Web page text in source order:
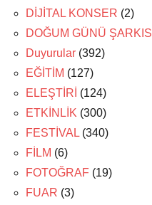
DİJİTAL KONSER (2)
DOĞUM GÜNÜ ŞARKISI
Duyurular (392)
EĞİTİM (127)
ELEŞTİRİ (124)
ETKİNLİK (300)
FESTİVAL (340)
FİLM (6)
FOTOĞRAF (19)
FUAR (3)